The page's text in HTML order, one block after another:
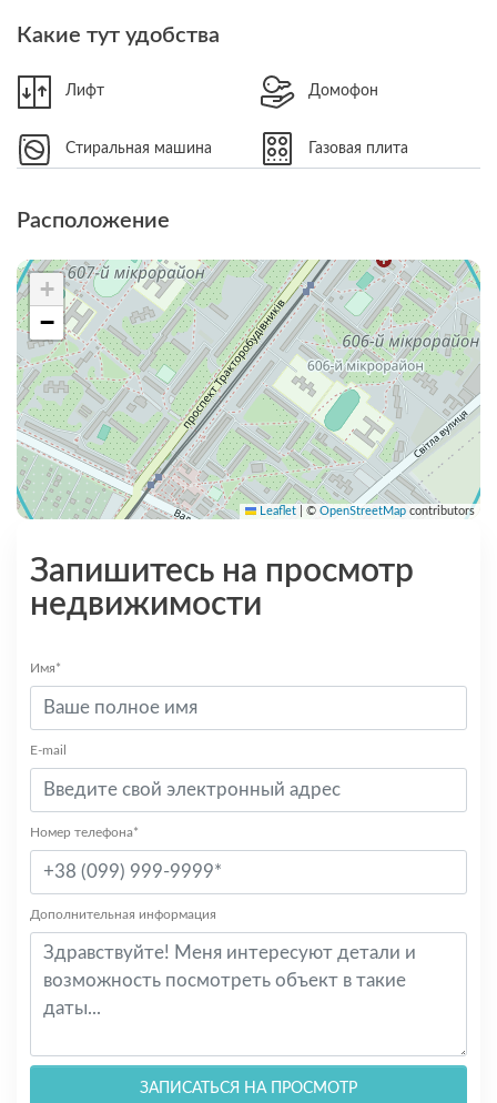
Какие тут удобства
Лифт Домофон
Стиральная машина Газовая плита
Расположение
+
−
Leaflet © OpenStreetMap contributors
Запишитесь на просмотр
недвижимости
Имя*
E-mail
Номер телефона*
Дополнительная информация
ЗАПИСАТЬСЯ НА ПРОСМОТР